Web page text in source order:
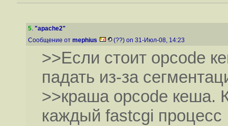
5. "apache2"
Сообщение от mephius (??) on 31-Июл-08, 14:23
>>Если стоит opcode
падать из-за
>>краша opcode кеша.
каждый fastcgi процесс